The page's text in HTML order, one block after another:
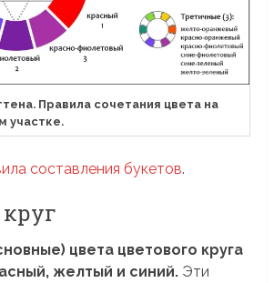
Правила сочетания цвета на
участке.
составления букетов.
цвета цветового круга
желтый и синий. Эти